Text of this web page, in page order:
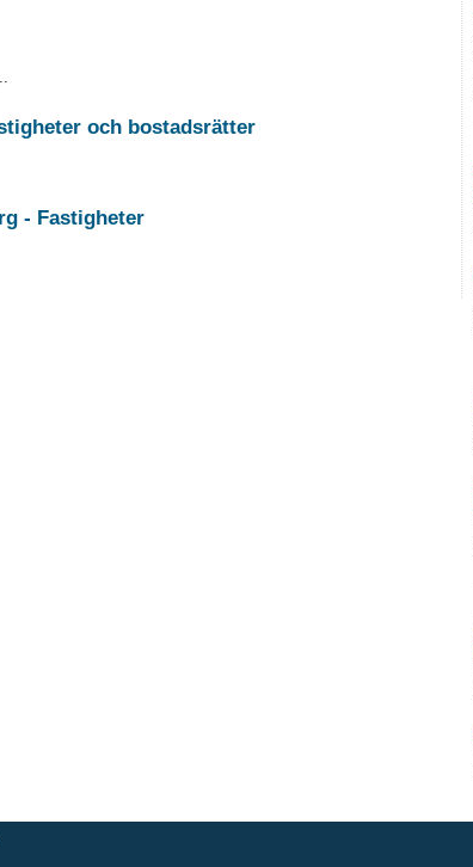
2026-08-11 Auktion i Falun - Fastigheter och bostadsrätter
2026-08-13 Auktion i Helsingborg - Fastigheter